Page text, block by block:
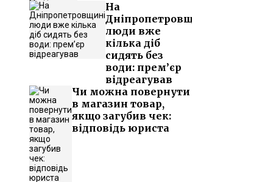
На
Дніпропетровщині
люди вже
кілька діб
сидять без
води: прем’єр
відреагував
Чи можна повернути
в магазин товар,
якщо загубив чек:
відповідь юриста